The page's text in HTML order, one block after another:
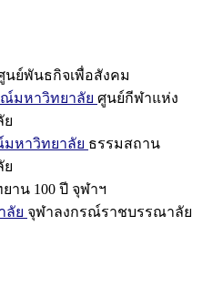
นย์พันธกิจเพื่อสังคม
มหาวิทยาลัย ศูนย์กีฬาแห่ง
ย
หาวิทยาลัย ธรรมสถาน
ย
าน 100 ปี จุฬาฯ
ลัย จุฬาลงกรณ์ราชบรรณาลัย